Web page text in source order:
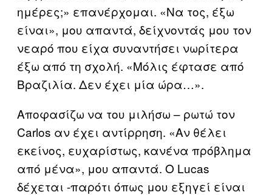
ημέρες;» επανέρχομαι. «Να τος, έξω
είναι», μου απαντά, δείχνοντάς μου τον
νεαρό που είχα συναντήσει νωρίτερα
έξω από τη σχολή. «Μόλις έφτασε από
Βραζιλία. Δεν έχει μία ώρα…».
Αποφασίζω να του μιλήσω – ρωτώ τον
Carlos αν έχει αντίρρηση. «Αν θέλει
εκείνος, ευχαρίστως, κανένα πρόβλημα
από μένα», μου απαντά. Ο Lucas
δέχεται -παρότι όπως μου εξηγεί είναι